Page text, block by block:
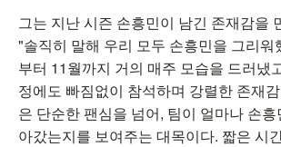
그는 지난 시즌 손흥민이 남긴 존재감을
"솔직히 말해 우리 모두 손흥민을 그리워
부터 11월까지 거의 매주 모습을 드러냈
정에도 빠짐없이 참석하며 강렬한 존재
은 단순한 팬심을 넘어, 팀이 얼마나 손
아갔는지를 보여주는 대목이다. 짧은 시